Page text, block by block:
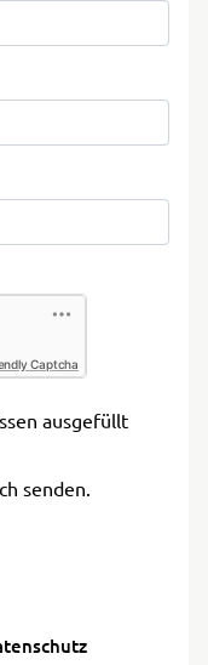
Captcha
ausgefüllt
senden.